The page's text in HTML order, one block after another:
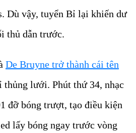
Dù vậy, tuyển Bỉ lại khiến dư
thủ dẫn trước.
De Bruyne trở thành cái tên
thủng lưới. Phút thứ 34, nhạc
đỡ bóng trượt, tạo điều kiện
lấy bóng ngay trước vòng